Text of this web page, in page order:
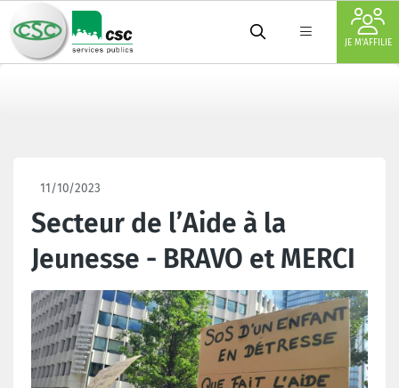
JE M'AFFILIE
11/10/2023
Secteur de l’Aide à la
Jeunesse - BRAVO et MERCI